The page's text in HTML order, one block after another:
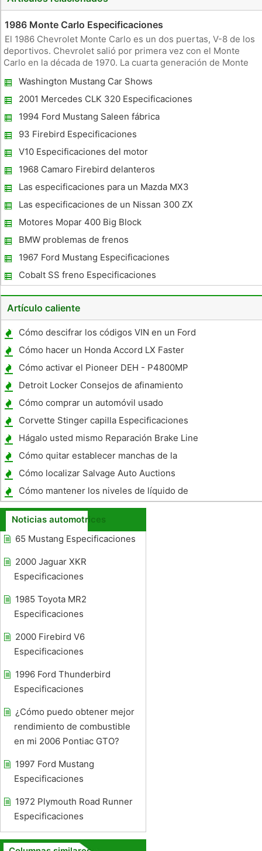
1986 Monte Carlo Especificaciones
El 1986 Chevrolet Monte Carlo es un dos puertas, V-8 de los
deportivos. Chevrolet salió por primera vez con el Monte
Carlo en la década de 1970. La cuarta generación de Monte
1981 y 1988. La edición 1986 de marzo de la revista Súper
Chevy describ
Washington Mustang Car Shows
2001 Mercedes CLK 320 Especificaciones
1994 Ford Mustang Saleen fábrica
Especificaciones
93 Firebird Especificaciones
V10 Especificaciones del motor
1968 Camaro Firebird delanteros
Diferencias Fender
Las especificaciones para un Mazda MX3
Las especificaciones de un Nissan 300 ZX
1990
Motores Mopar 400 Big Block
Especificaciones
BMW problemas de frenos
1967 Ford Mustang Especificaciones
Cobalt SS freno Especificaciones
Artículo caliente
Cómo descifrar los códigos VIN en un Ford
Bronco
Cómo hacer un Honda Accord LX Faster
Cómo activar el Pioneer DEH - P4800MP
Manual AUX de entrada
Detroit Locker Consejos de afinamiento
Cómo comprar un automóvil usado
Corvette Stinger capilla Especificaciones
Hágalo usted mismo Reparación Brake Line
Cómo quitar establecer manchas de la
tapicería del coche
Cómo localizar Salvage Auto Auctions
Cómo mantener los niveles de líquido de
dirección asistida en un Hyundai Sonata
Noticias automotrices
65 Mustang Especificaciones
2000 Jaguar XKR
Especificaciones
1985 Toyota MR2
Especificaciones
2000 Firebird V6
Especificaciones
1996 Ford Thunderbird
Especificaciones
¿Cómo puedo obtener mejor
rendimiento de combustible
en mi 2006 Pontiac GTO?
1997 Ford Mustang
Especificaciones
1972 Plymouth Road Runner
Especificaciones